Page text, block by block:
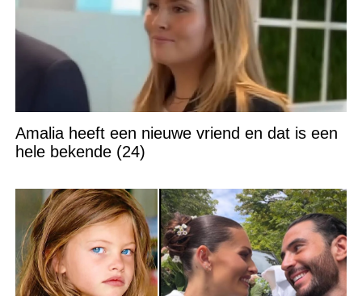
Amalia heeft een nieuwe vriend en dat is een
hele bekende (24)